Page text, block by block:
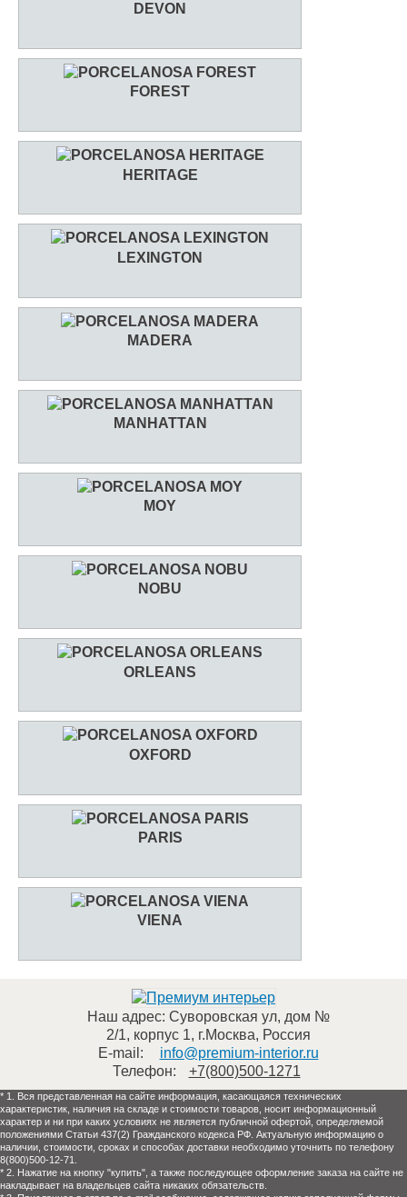
DEVON
FOREST
HERITAGE
LEXINGTON
MADERA
MANHATTAN
MOY
NOBU
ORLEANS
OXFORD
PARIS
VIENA
Наш адрес: Суворовская ул, дом №
2/1, корпус 1, г.Москва, Россия
E-mail:
info@premium-interior.ru
Телефон:
+7(800)500-1271
* 1. Вся представленная на сайте информация, касающаяся технических
характеристик, наличия на складе и стоимости товаров, носит информационный
характер и ни при каких условиях не является публичной офертой, определяемой
положениями Статьи 437(2) Гражданского кодекса РФ. Актуальную информацию о
наличии, стоимости, сроках и способах доставки необходимо уточнить по телефону
8(800)500-12-71.
* 2. Нажатие на кнопку "купить", а также последующее оформление заказа на сайте не
накладывает на владельцев сайта никаких обязательств.